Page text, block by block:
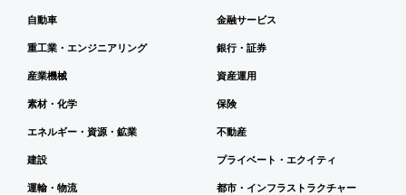
自動車
重工業・エンジニアリング
産業機械
素材・化学
エネルギー・資源・鉱業
建設
運輸・物流
金融サービス
銀行・証券
資産運用
保険
不動産
プライベート・エクイティ
都市・インフラストラクチャー